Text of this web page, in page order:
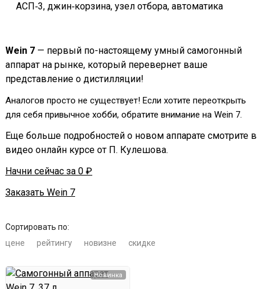
АСП‑3, джин‑корзина, узел отбора, автоматика
Wein 7 — первый по-настоящему умный самогонный
аппарат на рынке, который перевернет ваше
представление о дистилляции!
Аналогов просто не существует! Если хотите переоткрыть
для себя привычное хобби, обратите внимание на Wein 7.
Еще больше подробностей о новом аппарате смотрите в
видео онлайн курсе от П. Кулешова.
Начни сейчас за 0 ₽
Заказать Wein 7
Сортировать по:
цене
рейтингу новизне скидке
Новинка